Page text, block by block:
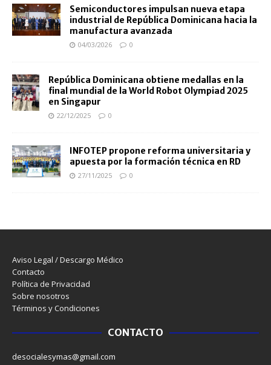
Semiconductores impulsan nueva etapa
industrial de República Dominicana hacia la
manufactura avanzada
04/03/2026 0
República Dominicana obtiene medallas en la
final mundial de la World Robot Olympiad 2025
en Singapur
22/12/2025 0
INFOTEP propone reforma universitaria y
apuesta por la formación técnica en RD
27/11/2025 0
Aviso Legal / Descargo Médico
Contacto
Política de Privacidad
Sobre nosotros
Términos y Condiciones
CONTACTO
desocialesymas@gmail.com